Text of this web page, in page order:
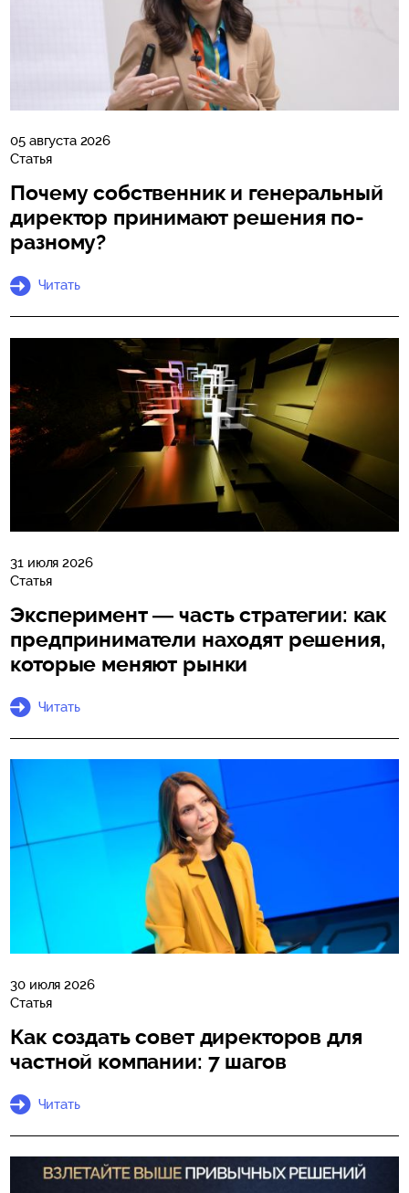
05 августа 2026
Статья
Почему собственник и генеральный
директор принимают решения по-
разному?
Читать
31 июля 2026
Статья
Эксперимент — часть стратегии: как
предприниматели находят решения,
которые меняют рынки
Читать
30 июля 2026
Статья
Как создать совет директоров для
частной компании: 7 шагов
Читать